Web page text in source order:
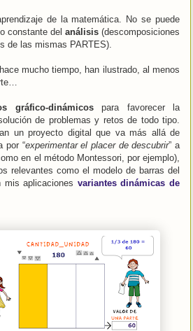
de la matemática. No se puede
constante del análisis (descomposiciones
de las mismas PARTES).
mucho tiempo, han ilustrado, al menos
gráfico-dinámicospara favorecer la
de problemas y retos de todo tipo.
un proyecto digital que va más allá de
por “experimentar el placer de descubrir” a
en el método Montessori, por ejemplo),
relevantes como el modelo de barras del
aplicaciones variantes dinámicas de